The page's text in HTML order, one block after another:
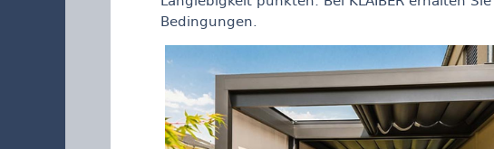
Bedingungen.